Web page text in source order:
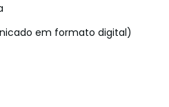
em formato digital)